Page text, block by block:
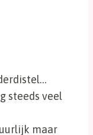
steeds veel
maar